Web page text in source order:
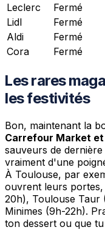
Leclerc
Fermé
Lidl
Fermé
Aldi
Fermé
Cora
Fermé
Les rares
les festivités
Bon, maintenant la
Carrefour Market
sauveurs de
vraiment d'une
À Toulouse, par
ouvrent leurs
20h), Toulouse Taur
Minimes (9h-22h).
ton dessert ou que